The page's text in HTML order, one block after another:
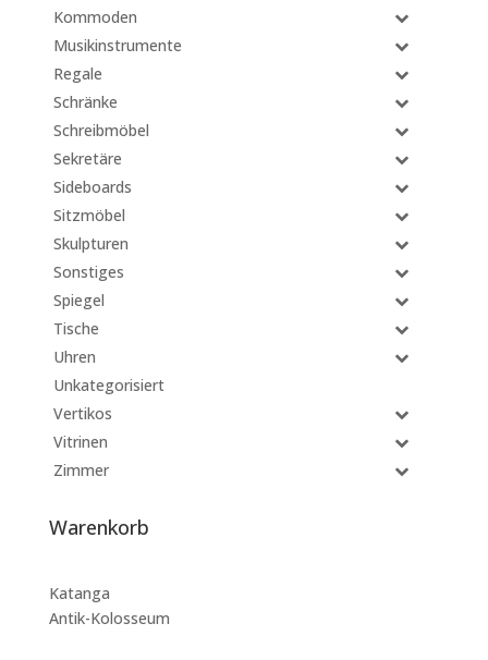
Kommoden
Musikinstrumente
Regale
Schränke
Schreibmöbel
Sekretäre
Sideboards
Sitzmöbel
Skulpturen
Sonstiges
Spiegel
Tische
Uhren
Unkategorisiert
Vertikos
Vitrinen
Zimmer
Warenkorb
Katanga
Antik-Kolosseum